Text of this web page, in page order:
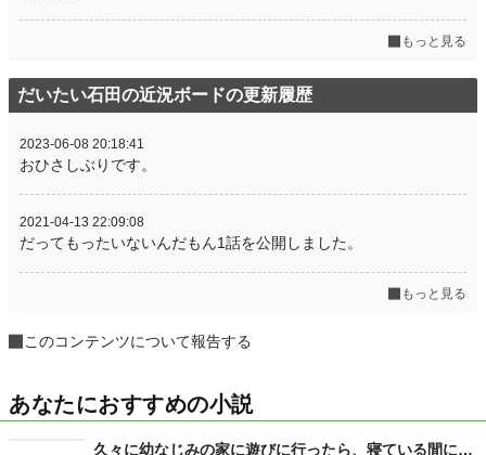
もっと見る
だいたい石田の近況ボードの更新履歴
2023-06-08 20:18:41
おひさしぶりです。
2021-04-13 22:09:08
だってもったいないんだもん1話を公開しました。
もっと見る
このコンテンツについて報告する
あなたにおすすめの小説
久々に幼なじみの家に遊びに行ったら、寝ている間に…